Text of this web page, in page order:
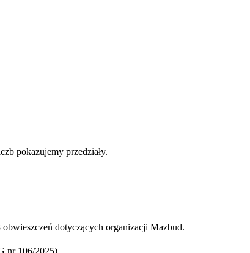
pokazujemy przedziały.
obwieszczeń dotyczących organizacji Mazbud.
nr 106/2025).